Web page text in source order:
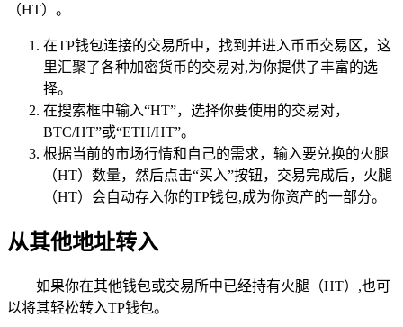
（HT）。
在TP钱包连接的交易所中，找到并进入币币交易区，这
里汇聚了各种加密货币的交易对,为你提供了丰富的选
择。
在搜索框中输入“HT”，选择你要使用的交易对，
BTC/HT”或“ETH/HT”。
根据当前的市场行情和自己的需求，输入要兑换的火腿
（HT）数量，然后点击“买入”按钮，交易完成后，火腿
（HT）会自动存入你的TP钱包,成为你资产的一部分。
从其他地址转入
如果你在其他钱包或交易所中已经持有火腿（HT）,也可
以将其轻松转入TP钱包。